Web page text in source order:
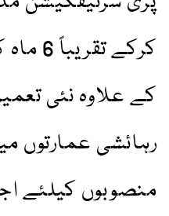
کرکے
کے علاوہ نئی
رہائشی عمارتوں
منصوبوں کیلئے